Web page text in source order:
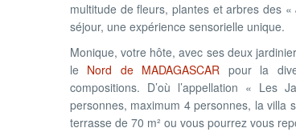
multitude de fleurs, plantes et arbres des
séjour, une expérience sensorielle unique.
Monique, votre hôte, avec ses deux
le Nord de MADAGASCAR pour la
compositions. D’où l’appellation « Les
personnes, maximum 4 personnes, la villa
terrasse de 70 m² ou vous pourrez vous